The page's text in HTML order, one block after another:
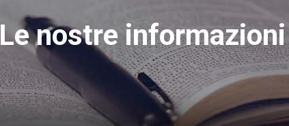
Le nostre